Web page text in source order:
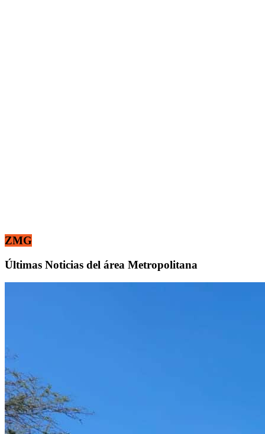
ZMG
Últimas Noticias del área Metropolitana